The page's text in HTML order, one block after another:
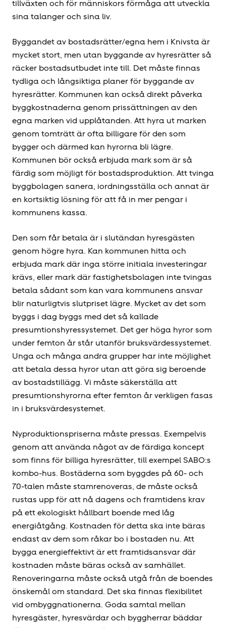
tillväxten och för människors förmåga att utveckla
sina talanger och sina liv.
Byggandet av bostadsrätter/egna hem i Knivsta är
mycket stort, men utan byggande av hyresrätter så
räcker bostadsutbudet inte till. Det måste finnas
tydliga och långsiktiga planer för byggande av
hyresrätter. Kommunen kan också direkt påverka
byggkostnaderna genom prissättningen av den
egna marken vid upplåtanden. Att hyra ut marken
genom tomträtt är ofta billigare för den som
bygger och därmed kan hyrorna bli lägre.
Kommunen bör också erbjuda mark som är så
färdig som möjligt för bostadsproduktion. Att tvinga
byggbolagen sanera, iordningsställa och annat är
en kortsiktig lösning för att få in mer pengar i
kommunens kassa.
Den som får betala är i slutändan hyresgästen
genom högre hyra. Kan kommunen hitta och
erbjuda mark där inga större initiala investeringar
krävs, eller mark där fastighetsbolagen inte tvingas
betala sådant som kan vara kommunens ansvar
blir naturligtvis slutpriset lägre. Mycket av det som
byggs i dag byggs med det så kallade
presumtionshyressystemet. Det ger höga hyror som
under femton år står utanför bruksvärdessystemet.
Unga och många andra grupper har inte möjlighet
att betala dessa hyror utan att göra sig beroende
av bostadstillägg. Vi måste säkerställa att
presumtionshyrorna efter femton år verkligen fasas
in i bruksvärdesystemet.
Nyproduktionspriserna måste pressas. Exempelvis
genom att använda något av de färdiga koncept
som finns för billiga hyresrätter, till exempel SABO:s
kombo-hus. Bostäderna som byggdes på 60- och
70-talen måste stamrenoveras, de måste också
rustas upp för att nå dagens och framtidens krav
på ett ekologiskt hållbart boende med låg
energiåtgång. Kostnaden för detta ska inte bäras
endast av dem som råkar bo i bostaden nu. Att
bygga energieffektivt är ett framtidsansvar där
kostnaden måste bäras också av samhället.
Renoveringarna måste också utgå från de boendes
önskemål om standard. Det ska finnas flexibilitet
vid ombyggnationerna. Goda samtal mellan
hyresgäster, hyresvärdar och byggherrar bäddar